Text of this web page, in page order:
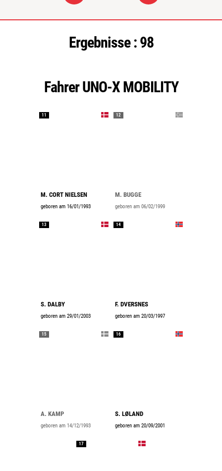
Ergebnisse : 98
Fahrer UNO-X MOBILITY
11
M. CORT NIELSEN
geboren am 16/01/1993
12
M. BUGGE
geboren am 06/02/1999
13
S. DALBY
geboren am 29/01/2003
14
F. DVERSNES
geboren am 20/03/1997
15
A. KAMP
geboren am 14/12/1993
16
S. LØLAND
geboren am 20/09/2001
17